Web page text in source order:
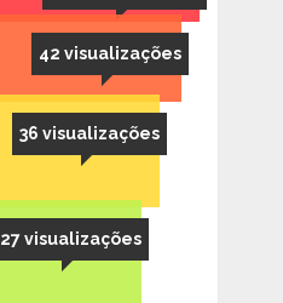
42 visualizações
36 visualizações
27 visualizações